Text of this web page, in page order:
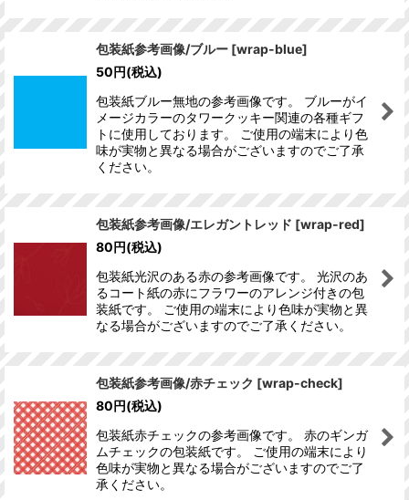
包装紙参考画像/ブルー [wrap-blue]
50円(税込)
包装紙ブルー無地の参考画像です。 ブルーがイ
メージカラーのタワークッキー関連の各種ギフ
トに使用しております。 ご使用の端末により色
味が実物と異なる場合がございますのでご了承
ください。
包装紙参考画像/エレガントレッド [wrap-red]
80円(税込)
包装紙光沢のある赤の参考画像です。 光沢のあ
るコート紙の赤にフラワーのアレンジ付きの包
装紙です。 ご使用の端末により色味が実物と異
なる場合がございますのでご了承ください。
包装紙参考画像/赤チェック [wrap-check]
80円(税込)
包装紙赤チェックの参考画像です。 赤のギンガ
ムチェックの包装紙です。 ご使用の端末により
色味が実物と異なる場合がございますのでご了
承ください。